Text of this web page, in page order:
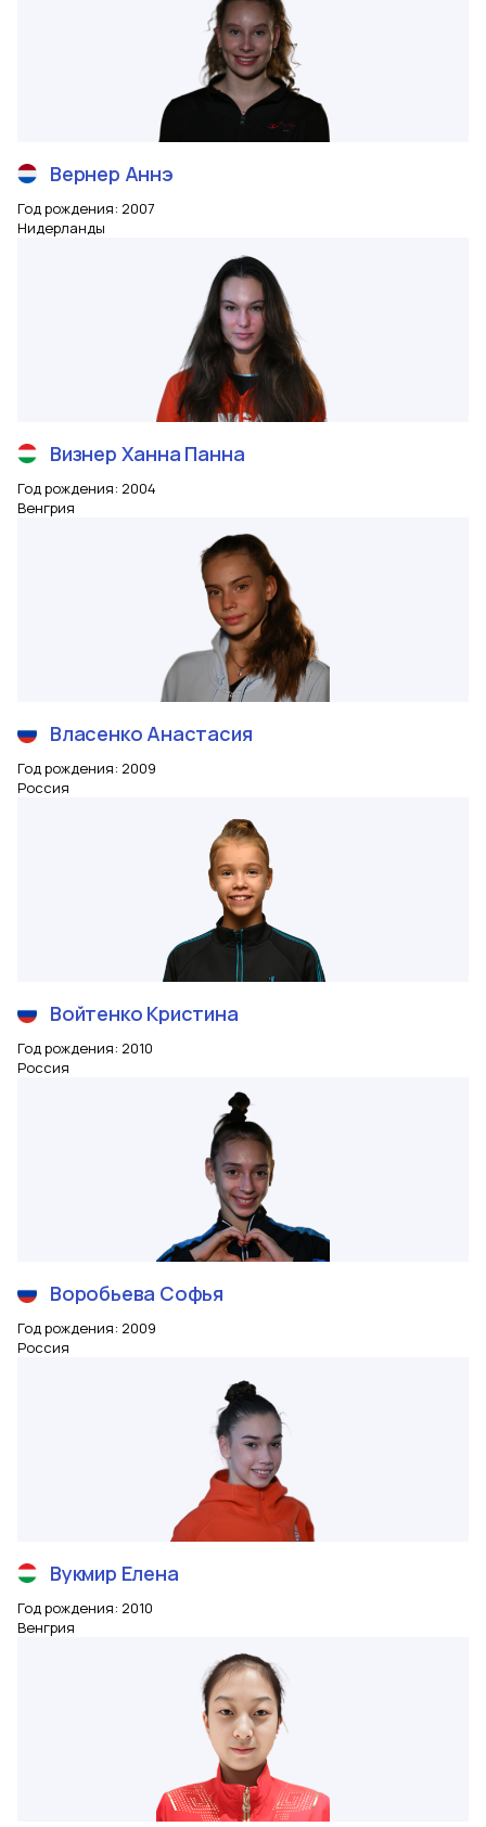
Вернер Аннэ
Год рождения: 2007
Нидерланды
Визнер Ханна Панна
Год рождения: 2004
Венгрия
Власенко Анастасия
Год рождения: 2009
Россия
Войтенко Кристина
Год рождения: 2010
Россия
Воробьева Софья
Год рождения: 2009
Россия
Вукмир Елена
Год рождения: 2010
Венгрия